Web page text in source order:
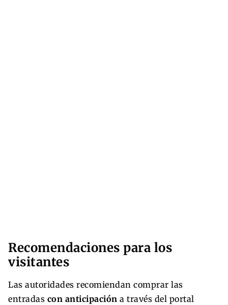
Recomendaciones para los
visitantes
Las autoridades recomiendan comprar las
entradas con anticipación a través del portal